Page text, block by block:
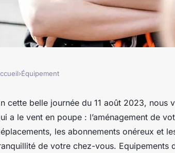
pour
la maison
›Équipement
cette belle journée du 11 août 2023,
a le vent en poupe : l’aménagement de
les abonnements onéreux et
de votre chez-vous. Equipements